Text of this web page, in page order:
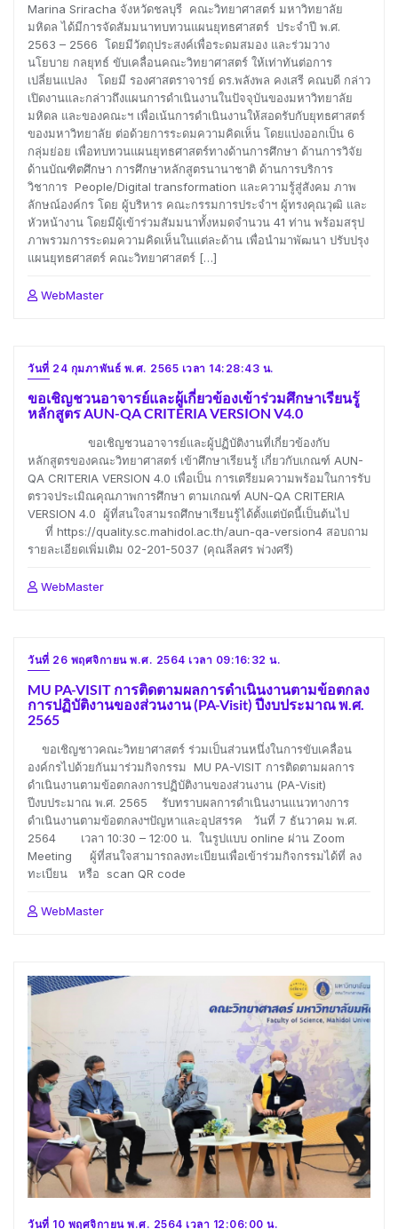
Marina Sriracha จังหวัดชลบุรี คณะวิทยาศาสตร์ มหาวิทยาลัย
มหิดล ได้มีการจัดสัมมนาทบทวนแผนยุทธศาสตร์ ประจำปี พ.ศ.
2563 – 2566 โดยมีวัตถุประสงค์เพื่อระดมสมอง และร่วมวาง
นโยบาย กลยุทธ์ ขับเคลื่อนคณะวิทยาศาสตร์ ให้เท่าทันต่อการ
เปลี่ยนแปลง โดยมี รองศาสตราจารย์ ดร.พลังพล คงเสรี คณบดี กล่าว
เปิดงานและกล่าวถึงแผนการดำเนินงานในปัจจุบันของมหาวิทยาลัย
มหิดล และของคณะฯ เพื่อเน้นการดำเนินงานให้สอดรับกับยุทธศาสตร์
ของมหาวิทยาลัย ต่อด้วยการระดมความคิดเห็น โดยแบ่งออกเป็น 6
กลุ่มย่อย เพื่อทบทวนแผนยุทธศาสตร์ทางด้านการศึกษา ด้านการวิจัย
ด้านบัณฑิตศึกษา การศึกษาหลักสูตรนานาชาติ ด้านการบริการ
วิชาการ People/Digital transformation และความรู้สู่สังคม ภาพ
ลักษณ์องค์กร โดย ผู้บริหาร คณะกรรมการประจำฯ ผู้ทรงคุณวุฒิ และ
หัวหน้างาน โดยมีผู้เข้าร่วมสัมมนาทั้งหมดจำนวน 41 ท่าน พร้อมสรุป
ภาพรวมการระดมความคิดเห็นในแต่ละด้าน เพื่อนำมาพัฒนา ปรับปรุง
แผนยุทธศาสตร์ คณะวิทยาศาสตร์ […]
WebMaster
วันที่ 24 กุมภาพันธ์ พ.ศ. 2565 เวลา 14:28:43 น.
ขอเชิญชวนอาจารย์และผู้เกี่ยวข้องเข้าร่วมศึกษาเรียนรู้
หลักสูตร AUN-QA CRITERIA VERSION V4.0
ขอเชิญชวนอาจารย์และผู้ปฏิบัติงานที่เกี่ยวข้องกับ
หลักสูตรของคณะวิทยาศาสตร์ เข้าศึกษาเรียนรู้ เกี่ยวกับเกณฑ์ AUN-
QA CRITERIA VERSION 4.0 เพื่อเป็น การเตรียมความพร้อมในการรับ
ตรวจประเมิณคุณภาพการศึกษา ตามเกณฑ์ AUN-QA CRITERIA
VERSION 4.0 ผู้ที่สนใจสามรถศึกษาเรียนรู้ได้ตั้งแต่บัดนี้เป็นต้นไป
ที่ https://quality.sc.mahidol.ac.th/aun-qa-version4 สอบถาม
รายละเอียดเพิ่มเติม 02-201-5037 (คุณลีลศร พ่วงศรี)
WebMaster
วันที่ 26 พฤศจิกายน พ.ศ. 2564 เวลา 09:16:32 น.
MU PA-VISIT การติดตามผลการดำเนินงานตามข้อตกลง
การปฏิบัติงานของส่วนงาน (PA-Visit) ปีงบประมาณ พ.ศ.
2565
ขอเชิญชาวคณะวิทยาศาสตร์ ร่วมเป็นส่วนหนึ่งในการขับเคลื่อน
องค์กรไปด้วยกันมาร่วมกิจกรรม MU PA-VISIT การติดตามผลการ
ดำเนินงานตามข้อตกลงการปฏิบัติงานของส่วนงาน (PA-Visit)
ปีงบประมาณ พ.ศ. 2565 รับทราบผลการดำเนินงานแนวทางการ
ดำเนินงานตามข้อตกลงฯปัญหาและอุปสรรค วันที่ 7 ธันวาคม พ.ศ.
2564 เวลา 10:30 – 12:00 น. ในรูปแบบ online ผ่าน Zoom
Meeting ผู้ที่สนใจสามารถลงทะเบียนเพื่อเข้าร่วมกิจกรรมได้ที่ ลง
ทะเบียน หรือ scan QR code
WebMaster
วันที่ 10 พฤศจิกายน พ.ศ. 2564 เวลา 12:06:00 น.